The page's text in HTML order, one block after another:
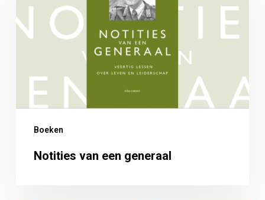
Boeken
generaal
Notities van een generaal